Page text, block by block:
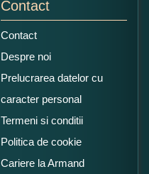
Contact
Contact
Despre noi
Prelucrarea datelor cu
caracter personal
Termeni si conditii
Politica de cookie
Cariere la Armand